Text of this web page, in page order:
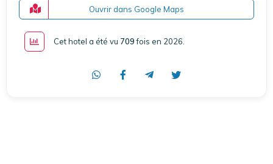
Ouvrir dans Google Maps
Cet hotel a été vu 709fois en 2026